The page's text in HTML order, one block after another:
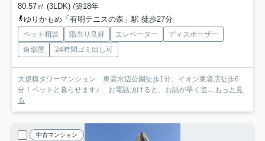
80.57㎡ (3LDK) /築18年
ゆりかもめ「有明テニスの森」駅 徒歩27分
ペット相談 陽当り良好 エレベーター
ディスポーザー
角部屋
24時間ゴミ出し可
大規模タワーマンション 東雲水辺公園徒歩1分、イオン東雲店徒歩6
分！ペットと暮らせます♪ お電話頂けると、お話が早く進...
もっと見
る
中古マンション